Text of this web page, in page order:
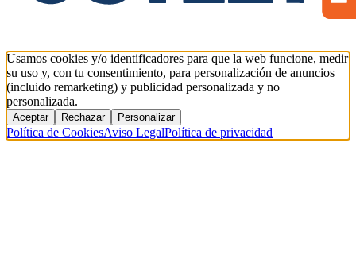
Usamos cookies y/o identificadores para que la web funcione, medir
su uso y, con tu consentimiento, para personalización de anuncios
(incluido remarketing) y publicidad personalizada y no
personalizada.
Aceptar Rechazar Personalizar
Política de CookiesAviso LegalPolítica de privacidad